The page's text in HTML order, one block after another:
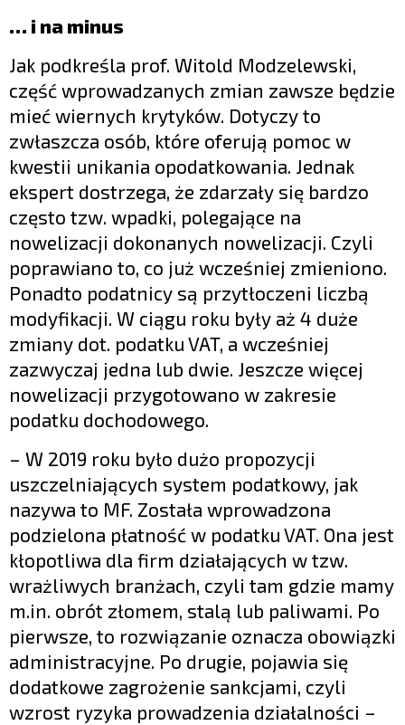
… i na minus
Jak podkreśla prof. Witold Modzelewski,
część wprowadzanych zmian zawsze będzie
mieć wiernych krytyków. Dotyczy to
zwłaszcza osób, które oferują pomoc w
kwestii unikania opodatkowania. Jednak
ekspert dostrzega, że zdarzały się bardzo
często tzw. wpadki, polegające na
nowelizacji dokonanych nowelizacji. Czyli
poprawiano to, co już wcześniej zmieniono.
Ponadto podatnicy są przytłoczeni liczbą
modyfikacji. W ciągu roku były aż 4 duże
zmiany dot. podatku VAT, a wcześniej
zazwyczaj jedna lub dwie. Jeszcze więcej
nowelizacji przygotowano w zakresie
podatku dochodowego.
– W 2019 roku było dużo propozycji
uszczelniających system podatkowy, jak
nazywa to MF. Została wprowadzona
podzielona płatność w podatku VAT. Ona jest
kłopotliwa dla firm działających w tzw.
wrażliwych branżach, czyli tam gdzie mamy
m.in. obrót złomem, stalą lub paliwami. Po
pierwsze, to rozwiązanie oznacza obowiązki
administracyjne. Po drugie, pojawia się
dodatkowe zagrożenie sankcjami, czyli
wzrost ryzyka prowadzenia działalności –